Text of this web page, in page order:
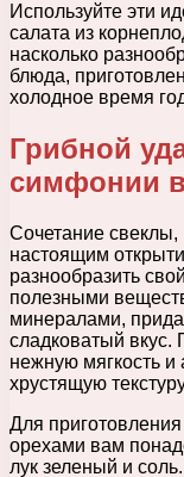
Используйте эти
салата из
насколько
блюда,
холодное время
Грибной
симфонии
Сочетание свеклы,
настоящим
разнообразить
полезными
минералами,
сладковатый
нежную мягкость и
хрустящую
Для
орехами вам
лук зеленый и